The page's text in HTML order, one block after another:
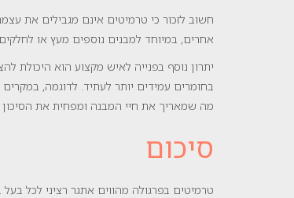
חשוב לזכור כי טרמיטים אינם מגבילים את
אחרים, במיוחד למבנים נוספים מעץ או לחלקים
יתרון נוסף בפנייה לאיש מקצוע הוא היכולת
בחומרים עמידים יותר לעתיד. לדוגמה,
מה שמאריך את חיי המבנה ומפחית את
סיכום
טרמיטים בפרגולה מהווים אתגר רציני לכל